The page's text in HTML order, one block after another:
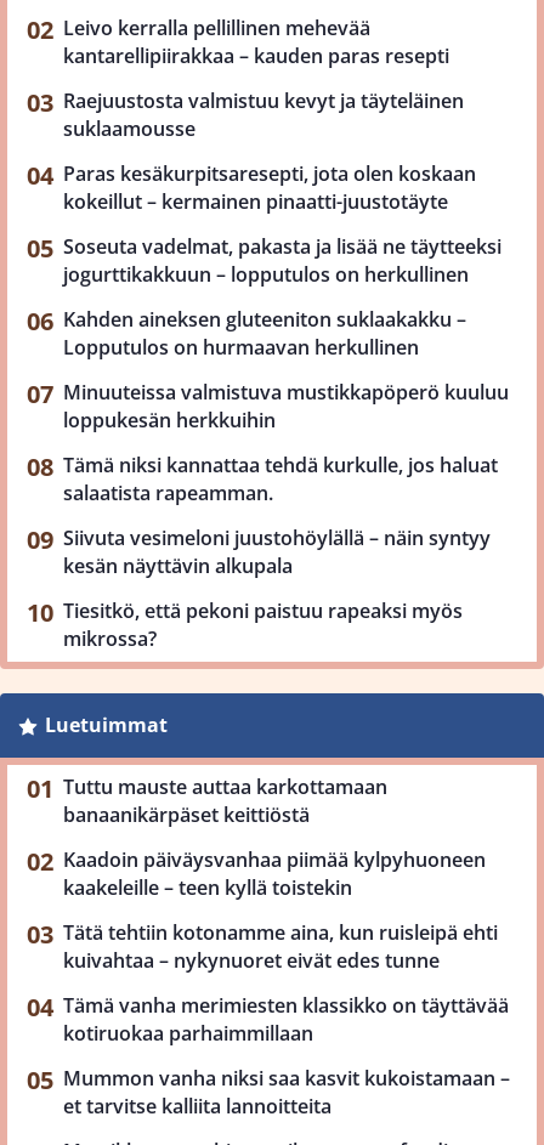
Leivo kerralla pellillinen mehevää
kantarellipiirakkaa – kauden paras resepti
Raejuustosta valmistuu kevyt ja täyteläinen
suklaamousse
Paras kesäkurpitsaresepti, jota olen koskaan
kokeillut – kermainen pinaatti-juustotäyte
Soseuta vadelmat, pakasta ja lisää ne täytteeksi
jogurttikakkuun – lopputulos on herkullinen
Kahden aineksen gluteeniton suklaakakku –
Lopputulos on hurmaavan herkullinen
Minuuteissa valmistuva mustikkapöperö kuuluu
loppukesän herkkuihin
Tämä niksi kannattaa tehdä kurkulle, jos haluat
salaatista rapeamman.
Siivuta vesimeloni juustohöylällä – näin syntyy
kesän näyttävin alkupala
Tiesitkö, että pekoni paistuu rapeaksi myös
mikrossa?
Luetuimmat
Tuttu mauste auttaa karkottamaan
banaanikärpäset keittiöstä
Kaadoin päiväysvanhaa piimää kylpyhuoneen
kaakeleille – teen kyllä toistekin
Tätä tehtiin kotonamme aina, kun ruisleipä ehti
kuivahtaa – nykynuoret eivät edes tunne
Tämä vanha merimiesten klassikko on täyttävää
kotiruokaa parhaimmillaan
Mummon vanha niksi saa kasvit kukoistamaan –
et tarvitse kalliita lannoitteita